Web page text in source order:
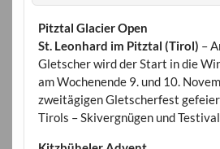
Pitztal Glacier Open
St. Leonhard im Pitztal (Tirol) –
Gletscher wird der Start in die
am Wochenende 9. und 10.
zweitägigen Gletscherfest
Tirols – Skivergnügen und